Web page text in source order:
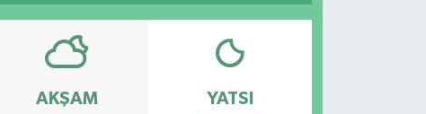
AKŞAM YATSI